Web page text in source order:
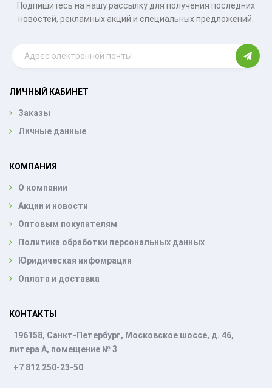
Подпишитесь на нашу рассылку для получения последних
новостей, рекламных акций и специальных предложений.
ЛИЧНЫЙ КАБИНЕТ
Заказы
Личные данные
КОМПАНИЯ
О компании
Акции и новости
Оптовым покупателям
Политика обработки персональных данных
Юридическая инфомрация
Оплата и доставка
КОНТАКТЫ
196158, Санкт-Петербург, Московское шоссе, д. 46,
литера А, помещение № 3
+7 812 250-23-50